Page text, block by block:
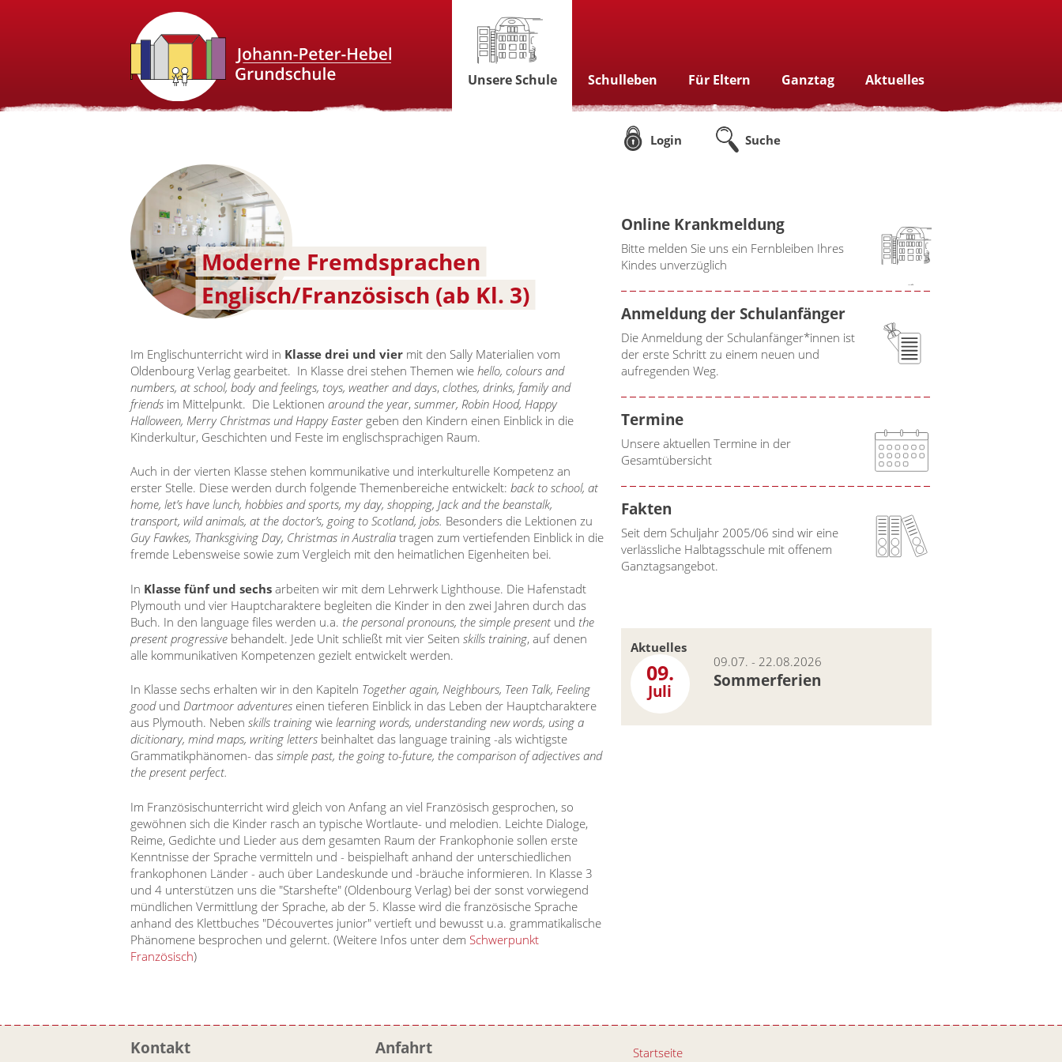
Unsere Schule Schulleben Für Eltern Ganztag Aktuelles
Moderne Fremdsprachen
Englisch/Französisch (ab Kl. 3)
Im Englischunterricht wird in Klasse drei und viermit den Sally Materialien vom
Oldenbourg Verlag gearbeitet. In Klasse drei stehen Themen wie hello, colours and
numbers, at school, body and feelings, toys, weather and days, clothes, drinks, family and
friendsim Mittelpunkt. Die Lektionen around the year, summer, Robin Hood, Happy
Halloween, Merry Christmas und Happy Eastergeben den Kindern einen Einblick in die
Kinderkultur, Geschichten und Feste im englischsprachigen Raum.
Auch in der vierten Klasse stehen kommunikative und interkulturelle Kompetenz an
erster Stelle. Diese werden durch folgende Themenbereiche entwickelt: back to school, at
home, let’s have lunch, hobbies and sports, my day, shopping, Jack and the beanstalk,
transport, wild animals, at the doctor’s, going to Scotland, jobs. Besonders die Lektionen zu
Guy Fawkes, Thanksgiving Day, Christmas in Australia tragen zum vertiefenden Einblick in die
fremde Lebensweise sowie zum Vergleich mit den heimatlichen Eigenheiten bei.
In Klasse fünf und sechsarbeiten wir mit dem Lehrwerk Lighthouse. Die Hafenstadt
Plymouth und vier Hauptcharaktere begleiten die Kinder in den zwei Jahren durch das
Buch. In den language files werden u.a. the personal pronouns, the simple present und the
present progressivebehandelt. Jede Unit schließt mit vier Seiten skills training, auf denen
alle kommunikativen Kompetenzen gezielt entwickelt werden.
In Klasse sechs erhalten wir in den Kapiteln Together again, Neighbours, Teen Talk, Feeling
good und Dartmoor adventureseinen tieferen Einblick in das Leben der Hauptcharaktere
aus Plymouth. Neben skills trainingwie learning words, understanding new words, using a
dicitionary, mind maps, writing lettersbeinhaltet das language training -als wichtigste
Grammatikphänomen- das simple past, the going to-future, the comparison of adjectives and
the present perfect.
Im Französischunterricht wird gleich von Anfang an viel Französisch gesprochen, so
gewöhnen sich die Kinder rasch an typische Wortlaute- und melodien. Leichte Dialoge,
Reime, Gedichte und Lieder aus dem gesamten Raum der Frankophonie sollen erste
Kenntnisse der Sprache vermitteln und - beispielhaft anhand der unterschiedlichen
frankophonen Länder - auch über Landeskunde und -bräuche informieren. In Klasse 3
und 4 unterstützen uns die "Starshefte" (Oldenbourg Verlag) bei der sonst vorwiegend
mündlichen Vermittlung der Sprache, ab der 5. Klasse wird die französische Sprache
anhand des Klettbuches "Découvertes junior" vertieft und bewusst u.a. grammatikalische
Phänomene besprochen und gelernt. (Weitere Infos unter dem Schwerpunkt
Französisch)
Login Suche
Online Krankmeldung
Bitte melden Sie uns ein Fernbleiben Ihres
Kindes unverzüglich
Anmeldung der Schulanfänger
Die Anmeldung der Schulanfänger*innen ist
der erste Schritt zu einem neuen und
aufregenden Weg.
Termine
Unsere aktuellen Termine in der
Gesamtübersicht
Fakten
Seit dem Schuljahr 2005/06 sind wir eine
verlässliche Halbtagsschule mit offenem
Ganztagsangebot.
Aktuelles
09.
Juli
09.07. - 22.08.2026
Sommerferien
Kontakt Anfahrt Startseite